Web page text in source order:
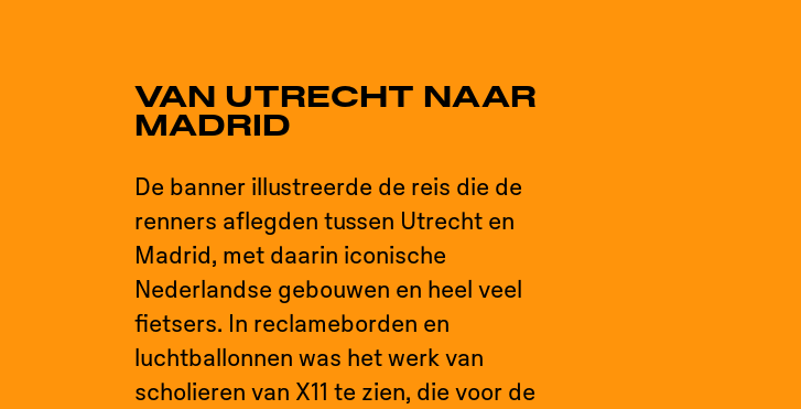
VAN UTRECHT NAAR
MADRID
De banner illustreerde de reis die de
renners aflegden tussen Utrecht en
Madrid, met daarin iconische
Nederlandse gebouwen en heel veel
fietsers. In reclameborden en
luchtballonnen was het werk van
scholieren van X11 te zien, die voor de